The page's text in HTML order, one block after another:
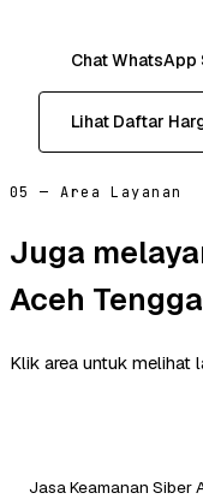
Chat WhatsApp
Lihat Daftar
05 — Area Layanan
Juga
Aceh
Klik area untuk melihat
Jasa Keamanan Siber